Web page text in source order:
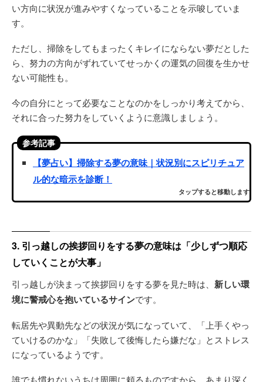
い方向に状況が進みやすくなっていることを示唆していま
す。
ただし、掃除をしてもまったくキレイにならない夢だとした
ら、努力の方向がずれていてせっかくの運気の回復を生かせ
ない可能性も。
今の自分にとって必要なことなのかをしっかり考えてから、
それに合った努力をしていくように意識しましょう。
参考記事
【夢占い】掃除する夢の意味｜状況別にスピリチュア
ル的な暗示を診断！
タップすると移動します
3. 引っ越しの挨拶回りをする夢の意味は「少しずつ順応
していくことが大事」
引っ越しが決まって挨拶回りをする夢を見た時は、 新しい環
境に警戒心を抱いているサインです。
転居先や異動先などの状況が気になっていて、「上手くやっ
ていけるのかな」「失敗して後悔したら嫌だな」とストレス
になっているようです。
誰でも慣れないうちは周囲に頼るものですから、あまり深く